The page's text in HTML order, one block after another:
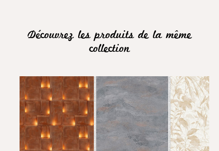
Découvrez les produits de la même
collection